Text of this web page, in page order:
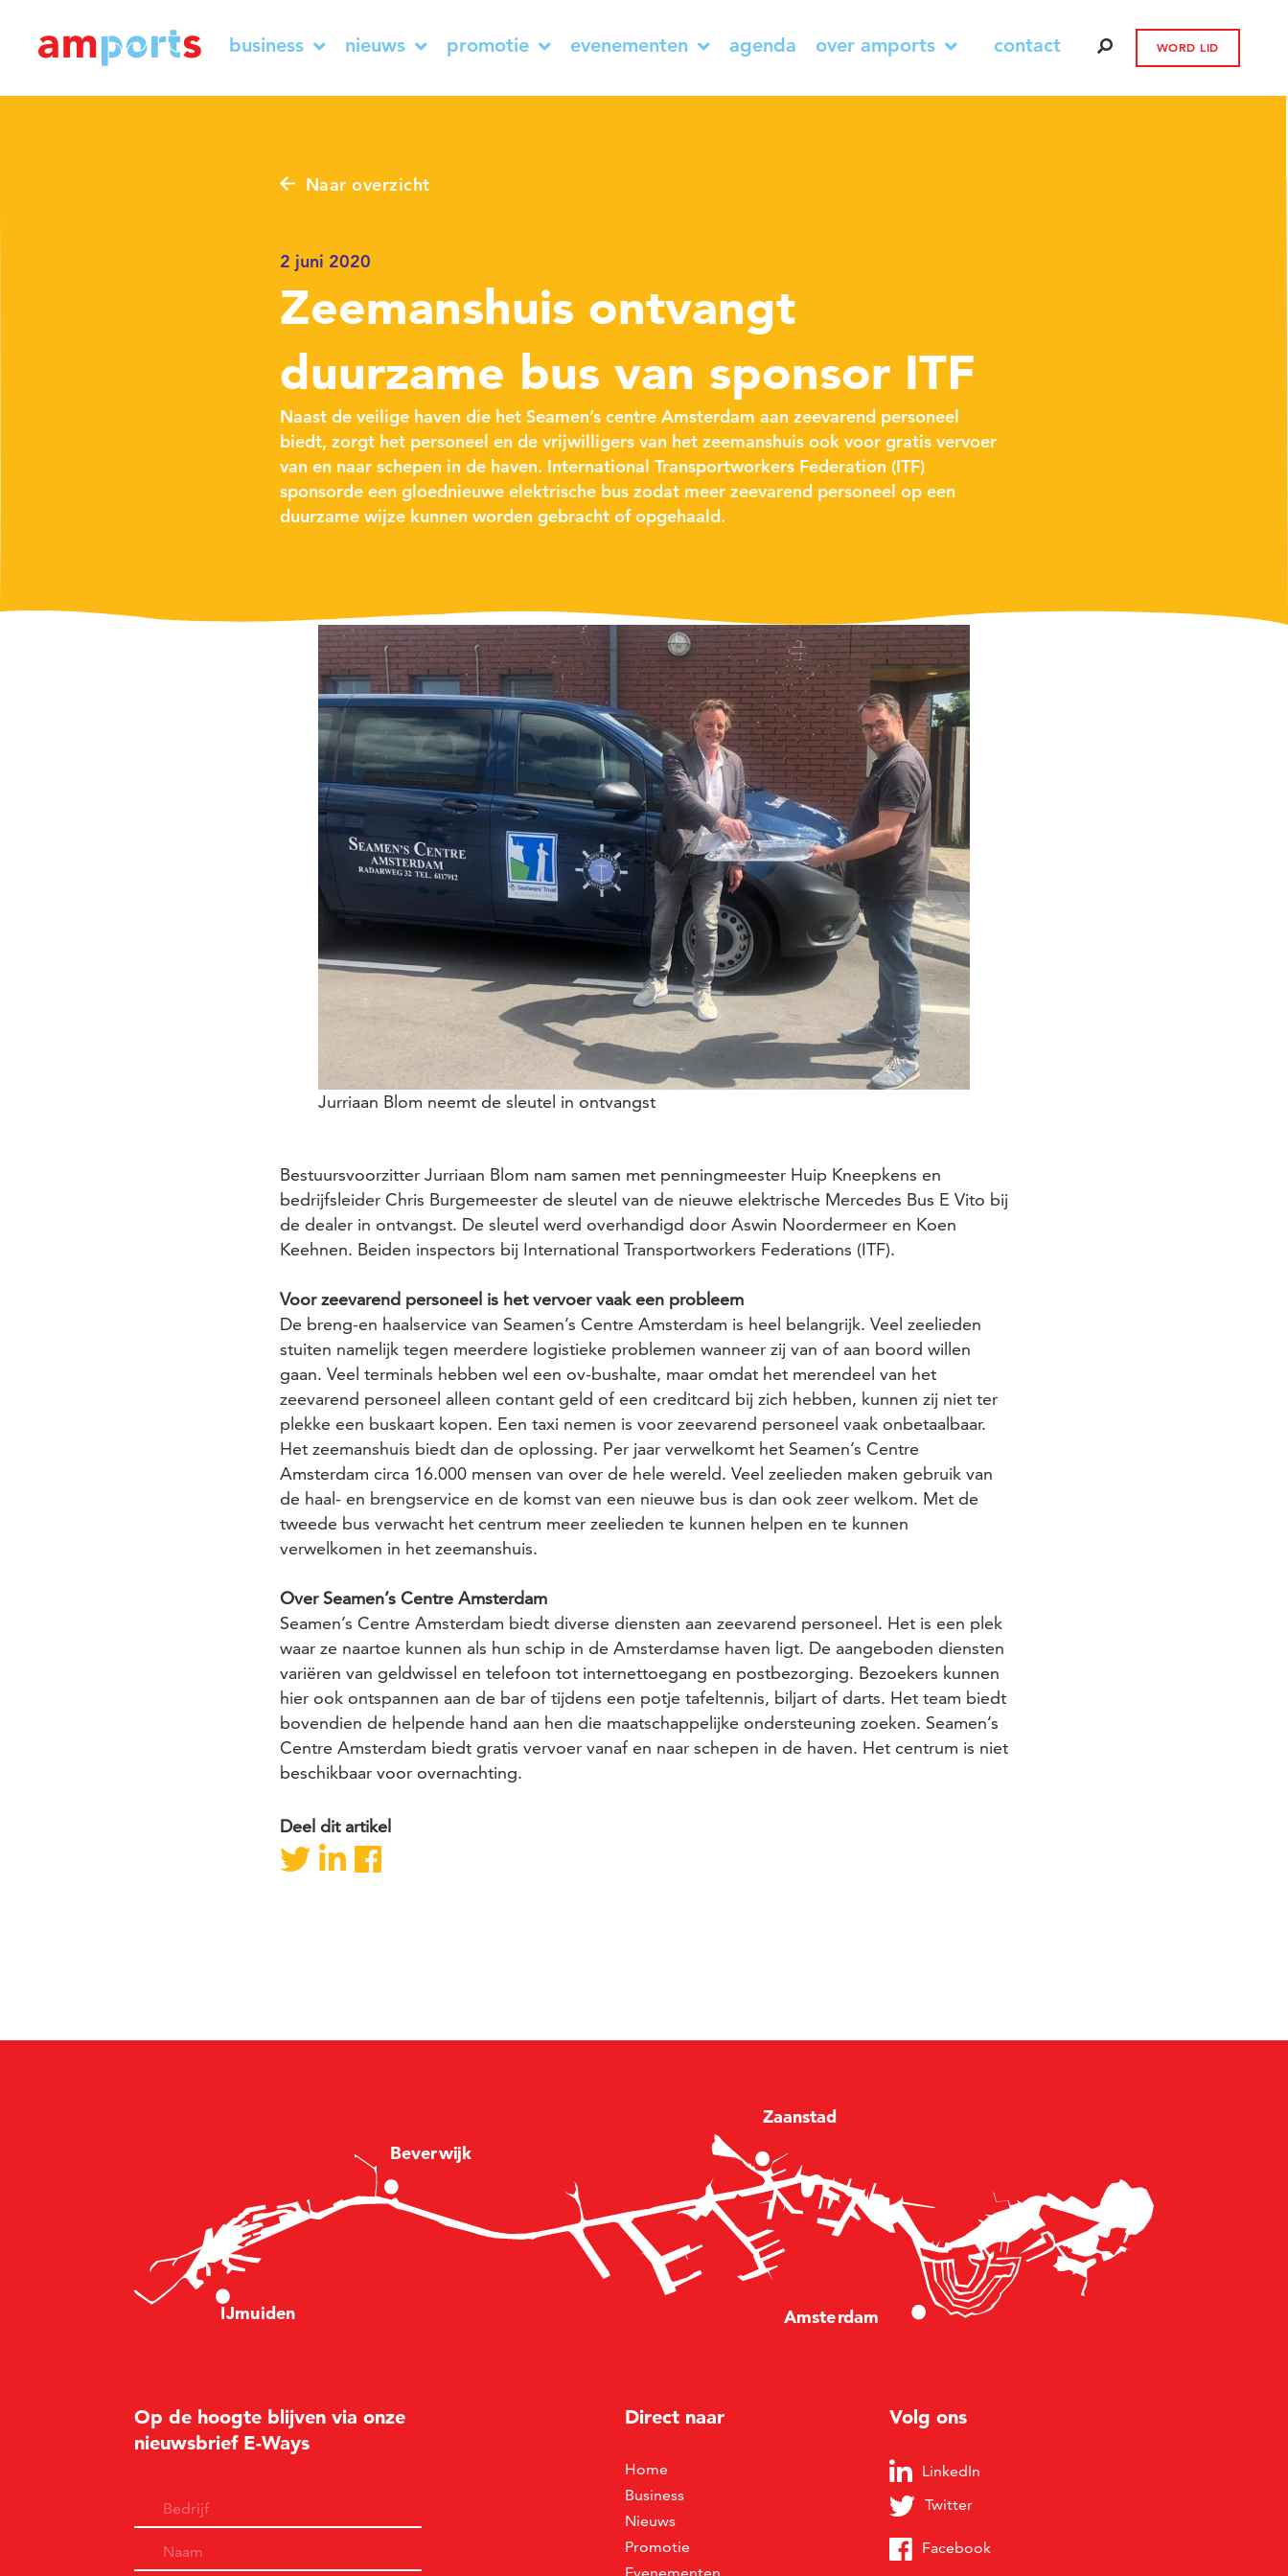
business nieuws promotie evenementen agenda over amports contact WORD LID
Naar overzicht
2 juni 2020
Zeemanshuis ontvangt
duurzame bus van sponsor ITF
Naast de veilige haven die het Seamen’s centre Amsterdam aan zeevarend personeel
biedt, zorgt het personeel en de vrijwilligers van het zeemanshuis ook voor gratis vervoer
van en naar schepen in de haven. International Transportworkers Federation (ITF)
sponsorde een gloednieuwe elektrische bus zodat meer zeevarend personeel op een
duurzame wijze kunnen worden gebracht of opgehaald.
Jurriaan Blom neemt de sleutel in ontvangst
Bestuursvoorzitter Jurriaan Blom nam samen met penningmeester Huip Kneepkens en
bedrijfsleider Chris Burgemeester de sleutel van de nieuwe elektrische Mercedes Bus E Vito bij
de dealer in ontvangst. De sleutel werd overhandigd door Aswin Noordermeer en Koen
Keehnen. Beiden inspectors bij International Transportworkers Federations (ITF).
Voor zeevarend personeel is het vervoer vaak een probleem
De breng-en haalservice van Seamen’s Centre Amsterdam is heel belangrijk. Veel zeelieden
stuiten namelijk tegen meerdere logistieke problemen wanneer zij van of aan boord willen
gaan. Veel terminals hebben wel een ov-bushalte, maar omdat het merendeel van het
zeevarend personeel alleen contant geld of een creditcard bij zich hebben, kunnen zij niet ter
plekke een buskaart kopen. Een taxi nemen is voor zeevarend personeel vaak onbetaalbaar.
Het zeemanshuis biedt dan de oplossing. Per jaar verwelkomt het Seamen’s Centre
Amsterdam circa 16.000 mensen van over de hele wereld. Veel zeelieden maken gebruik van
de haal- en brengservice en de komst van een nieuwe bus is dan ook zeer welkom. Met de
tweede bus verwacht het centrum meer zeelieden te kunnen helpen en te kunnen
verwelkomen in het zeemanshuis.
Over Seamen’s Centre Amsterdam
Seamen’s Centre Amsterdam biedt diverse diensten aan zeevarend personeel. Het is een plek
waar ze naartoe kunnen als hun schip in de Amsterdamse haven ligt. De aangeboden diensten
variëren van geldwissel en telefoon tot internettoegang en postbezorging. Bezoekers kunnen
hier ook ontspannen aan de bar of tijdens een potje tafeltennis, biljart of darts. Het team biedt
bovendien de helpende hand aan hen die maatschappelijke ondersteuning zoeken. Seamen’s
Centre Amsterdam biedt gratis vervoer vanaf en naar schepen in de haven. Het centrum is niet
beschikbaar voor overnachting.
Deel dit artikel
IJmuiden
Beverwijk
Zaanstad
Amsterdam
Op de hoogte blijven via onze
nieuwsbrief E-Ways
Direct naar
Home
Business
Nieuws
Promotie
Volg ons
LinkedIn
Twitter
Facebook